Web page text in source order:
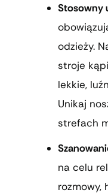
Stosowny
odzieży.
stroje
lekkie,
Unikaj
strefach
na celu
rozmowy,